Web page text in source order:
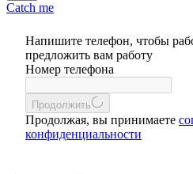
Catch me
Напишите телефон, чтобы
предложить вам работу
Номер телефона
Продолжить
Продолжая, вы принимаете
конфиденциальности